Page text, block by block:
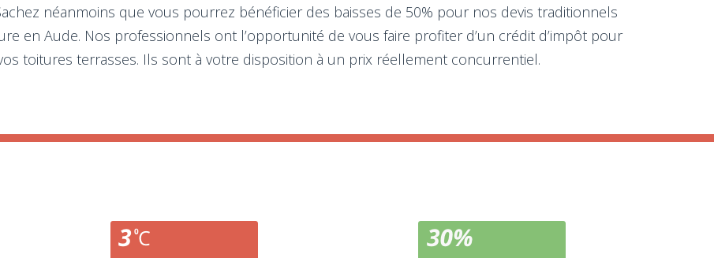
néanmoins que vous pourrez bénéficier des baisses de 50% pour nos devis traditionnels
en Aude. Nos professionnels ont l’opportunité de vous faire profiter d’un crédit d’impôt pour
toitures terrasses. Ils sont à votre disposition à un prix réellement concurrentiel.